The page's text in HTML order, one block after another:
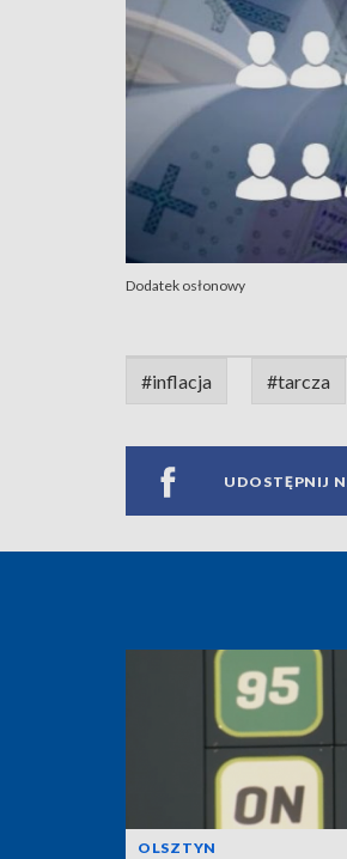
Dodatek osłonowy
#inflacja #tarcza
UDOSTĘPNIJ
OLSZTYN